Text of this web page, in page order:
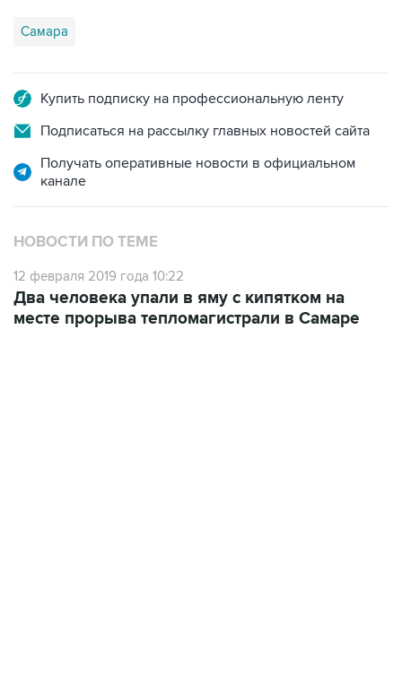
Самара
Купить подписку на профессиональную ленту
Подписаться на рассылку главных новостей сайта
Получать оперативные новости в официальном
канале
НОВОСТИ ПО ТЕМЕ
12 февраля 2019 года 10:22
Два человека упали в яму с кипятком на
месте прорыва тепломагистрали в Самаре